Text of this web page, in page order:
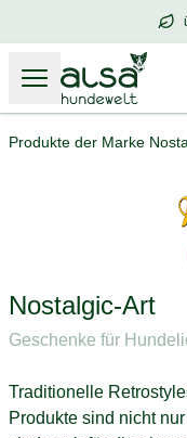
Produkte der Marke
Nostalgic-Art
Geschenke für
Traditionelle
Produkte sind nicht